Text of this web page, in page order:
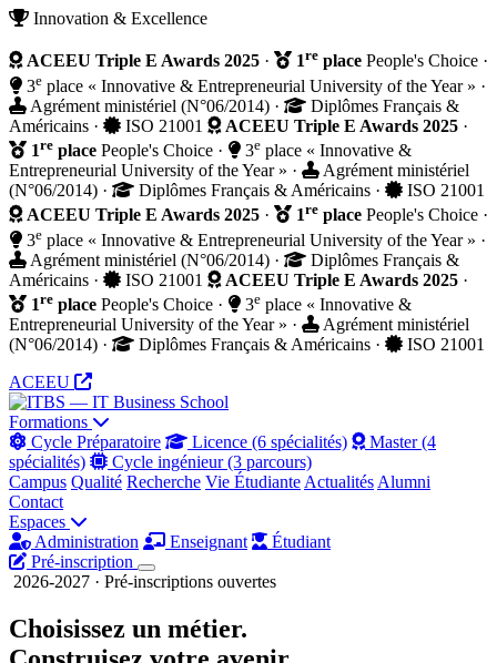
Innovation & Excellence
ACEEU Triple E Awards 2025 · 1re place People's Choice ·
3e place « Innovative & Entrepreneurial University of the Year » ·
Agrément ministériel (N°06/2014) ·
Diplômes Français &
Américains · ISO 21001 ACEEU Triple E Awards 2025 ·
1re place People's Choice · 3e place « Innovative &
Entrepreneurial University of the Year » ·
Agrément ministériel
(N°06/2014) · Diplômes Français & Américains ·
ISO 21001
ACEEU Triple E Awards 2025 · 1re place People's Choice ·
3e place « Innovative & Entrepreneurial University of the Year » ·
Agrément ministériel (N°06/2014) ·
Diplômes Français &
Américains · ISO 21001 ACEEU Triple E Awards 2025 ·
1re place People's Choice · 3e place « Innovative &
Entrepreneurial University of the Year » ·
Agrément ministériel
(N°06/2014) · Diplômes Français & Américains ·
ISO 21001
ACEEU
Formations
Cycle Préparatoire
Licence (6 spécialités)
Master (4
spécialités)
Cycle ingénieur (3 parcours)
Campus Qualité Recherche Vie Étudiante Actualités Alumni
Contact
Espaces
Administration
Enseignant
Étudiant
Pré-inscription
2026-2027 · Pré-inscriptions ouvertes
Choisissez un métier.